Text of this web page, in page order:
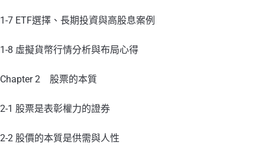
1-7 ETF選擇、長期投資與高股息案例
1-8 虛擬貨幣行情分析與布局心得
Chapter 2 股票的本質
2-1 股票是表彰權力的證券
2-2 股價的本質是供需與人性